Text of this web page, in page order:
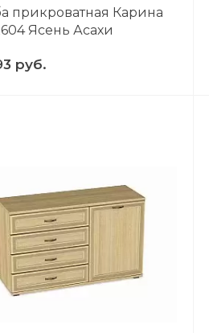
прикроватная Карина
Ясень Асахи
руб.